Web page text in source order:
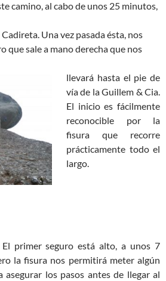
camino, al cabo de unos 25 minutos,
Una vez pasada ésta, nos
que sale a mano derecha que nos
llevará hasta el pie de
vía de la Guillem & Cia.
El inicio es fácilmente
reconocible por la
fisura que recorre
prácticamente todo el
largo.
primer seguro está alto, a unos 7
la fisura nos permitirá meter algún
los pasos antes de llegar al